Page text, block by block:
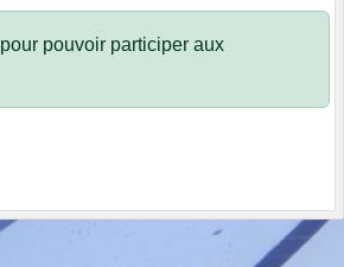
pour pouvoir participer aux